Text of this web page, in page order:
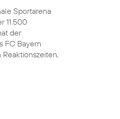
Sportarena
11.500
der
FC Bayern